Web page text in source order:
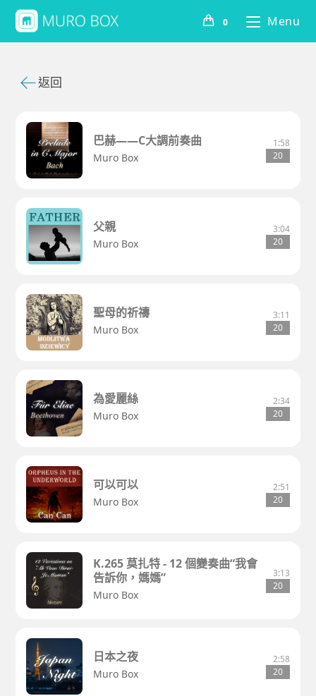
0 Menu
返回
巴赫——C大調前奏曲
Muro Box
1:58
20
父親
Muro Box
3:04
20
聖母的祈禱
Muro Box
3:11
20
為愛麗絲
Muro Box
2:34
20
可以可以
Muro Box
2:51
20
K.265 莫扎特 - 12 個變奏曲“我會
告訴你，媽媽”
Muro Box
3:13
20
日本之夜
Muro Box
2:58
20